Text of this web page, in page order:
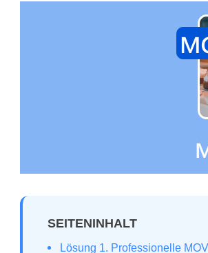
SEITENINHALT
Lösung 1. Professionelle